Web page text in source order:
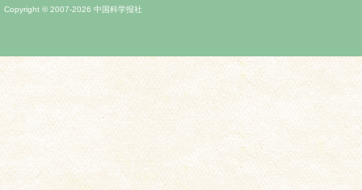
Copyright © 2007-2026 中国科学报社